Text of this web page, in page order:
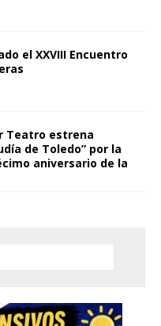
el XXVIII Encuentro
Teatro estrena
de Toledo” por la
aniversario de la